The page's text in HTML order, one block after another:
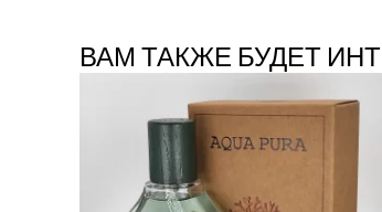
ВАМ ТАКЖЕ БУДЕТ